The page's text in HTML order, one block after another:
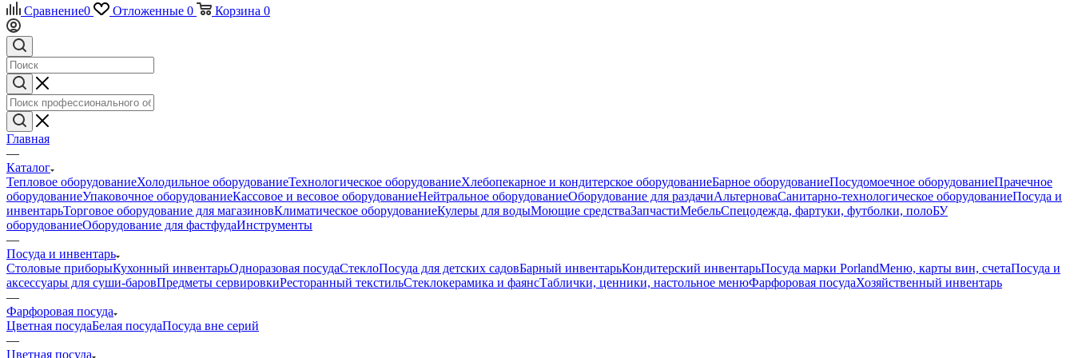
Сравнение0 Отложенные 0 Корзина 0
Главная
—
Каталог
Тепловое оборудованиеХолодильное оборудованиеТехнологическое оборудованиеХлебопекарное и кондитерское оборудованиеБарное оборудованиеПосудомоечное оборудованиеПрачечное
оборудованиеУпаковочное оборудованиеКассовое и весовое оборудованиеНейтральное оборудованиеОборудование для раздачиАльтерноваСанитарно-технологическое оборудованиеПосуда и
инвентарьТорговое оборудование для магазиновКлиматическое оборудованиеКулеры для водыМоющие средстваЗапчастиМебельСпецодежда, фартуки, футболки, полоБУ
оборудованиеОборудование для фастфудаИнструменты
—
Посуда и инвентарь
Столовые приборыКухонный инвентарьОдноразовая посудаСтеклоПосуда для детских садовБарный инвентарьКондитерский инвентарьПосуда марки PorlandМеню, карты вин, счетаПосуда и
аксессуары для суши-баровПредметы сервировкиРесторанный текстильСтеклокерамика и фаянсТаблички, ценники, настольное менюФарфоровая посудаХозяйственный инвентарь
—
Фарфоровая посуда
Цветная посудаБелая посудаПосуда вне серий
—
Цветная посуда